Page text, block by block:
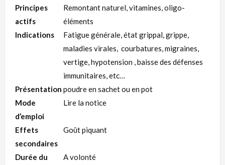
Principes
actifs
Remontant naturel, vitamines, oligo-
éléments
Indications
Fatigue générale, état grippal, grippe,
maladies virales, courbatures, migraines,
vertige, hypotension , baisse des défenses
immunitaires, etc…
Présentation poudre en sachet ou en pot
Mode
d’emploi
Lire la notice
Effets
secondaires
Goût piquant
Durée du
A volonté